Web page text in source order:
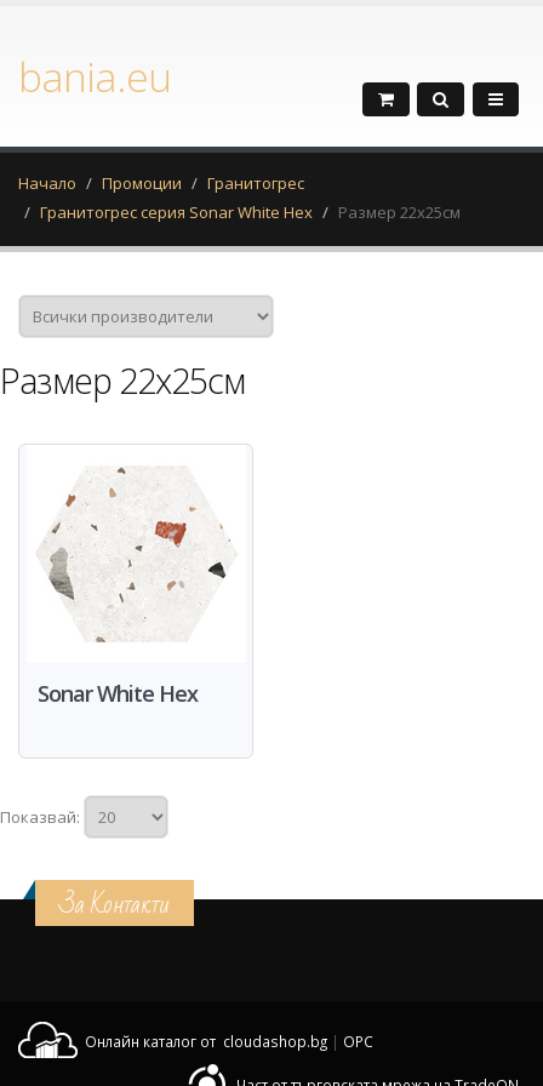
bania.eu
Начало Промоции
Гранитогрес
Гранитогрес серия Sonar White Hex
Размер 22x25см
Размер 22x25см
Sonar White Hex
Показвай:
За Контакти
Онлайн каталог от cloudashop.bg | OPC